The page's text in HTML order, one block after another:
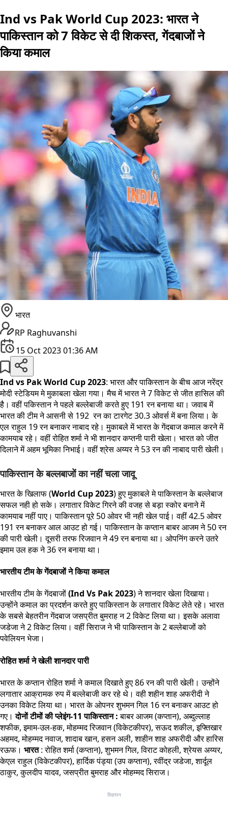
Ind vs Pak World Cup 2023: भारत ने
पाकिस्तान को 7 विकेट से दी शिकस्त, गेंदबाजों ने
किया कमाल
भारत
RP Raghuvanshi
15 Oct 2023 01:36 AM
Ind vs Pak World Cup 2023: भारत और पाकिस्तान के बीच आज नरेंद्र
मोदी स्टेडियम मे मुकाबला खेला गया। मैच में भारत ने 7 विकेट से जीत हासिल की
है। वहीं पकिस्तान ने पहले बल्लेबाजी करते हुए 191 रन बनाया था। जवाब में
भारत की टीम ने आसनी से 192 रन का टारगेट 30.3 ओवर्स में बना लिया। के
एल राहुल 19 रन बनाकर नाबाद रहे। मुकाबले में भारत के गेंदबाज कमाल करने में
कामयाब रहे। वहीं रोहित शर्मा ने भी शानदार कप्तनी पारी खेला। भारत को जीत
दिलाने में अहम भूमिका निभाई। वहीं श्रेस अय्यर ने 53 रन की नाबाद पारी खेली।
पाकिस्तान के बल्लबाजों का नहीं चला जादू
भारत के खिलाफ (World Cup 2023) हुए मुकाबले मे पाकिस्तान के बल्लेबाज
सफल नही हो सके। लगातार विकेट गिरने की वजह से बड़ा स्कोर बनाने में
कामयाब नहीं पाए। पाकिस्तान पूरे 50 ओवर भी नही खेल पाई। वहीं 42.5 ओवर
191 रन बनाकर आल आउट हो गई। पाकिस्तान के कप्तान बाबर आजम ने 50 रन
की पारी खेली। दूसरी तरफ रिजवान ने 49 रन बनाया था। ओपनिंग करने उतरे
इमाम उल हक ने 36 रन बनाया था।
भारतीय टीम के गेंदबाजों ने किया कमाल
भारतीय टीम के गेंदबाजों(Ind Vs Pak 2023) ने शानदार खेला दिखाया।
उन्होंने कमाल का प्रदर्शन करते हुए पाकिस्तान के लगातार विकेट लेते रहे। भारत
के सबसे बेहतरीन गेंदबाज जसप्रीत बुमराह न 2 विकेट लिया था। इसके अलावा
जडेजा ने 2 विकेट लिया। वहीं सिराज ने भी पाकिस्तान के 2 बल्लेबाजों को
पवेलियन भेजा।
रोहित शर्मा ने खेली शानदार पारी
भारत के कप्तान रोहित शर्मा ने कमाल दिखाते हुए 86 रन की पारी खेली। उन्होंने
लगातार आक्रामक रुप में बल्लेबाजी कर रहे थे। वही शहीन शाह अफरीदी ने
उनका विकेट लिया था। भारत के ओपनर शुभमन गिल 16 रन बनाकर आउट हो
गए।दोनों टीमों की प्लेइंग-11 पाकिस्तान :बाबर आजम (कप्तान), अब्दुल्लाह
शफीक, इमाम-उल-हक, मोहम्मद रिजवान (विकेटकीपर), सऊद शकील, इफ्तिखार
अहमद, मोहम्मद नवाज, शादाब खान, हसन अली, शाहीन शाह अफरीदी और हारिस
रऊफ। भारत: रोहित शर्मा (कप्तान), शुभमन गिल, विराट कोहली, ​​​​​​श्रेयस अय्यर,
केएल राहुल (विकेटकीपर), हार्दिक पंड्या (उप कप्तान), रवींद्र जडेजा, शार्दूल
ठाकुर, कुलदीप यादव, जसप्रीत बुमराह और मोहम्मद सिराज।
विज्ञापन